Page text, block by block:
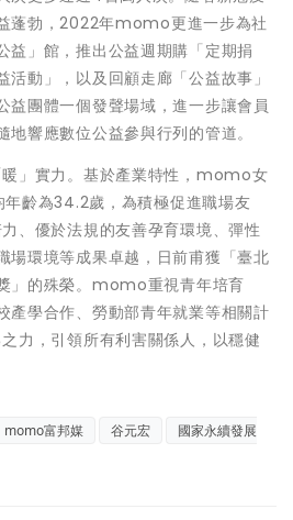
蓬勃，2022年momo更進一步為社
益」館，推出公益週期購「定期捐
動」，以及回顧走廊「公益故事」
益團體一個發聲場域，進一步讓會員
響應數位公益參與行列的管道。
」實力。基於產業特性，momo女
齡為34.2歲，為積極促進職場友
、優於法規的友善孕育環境、彈性
場環境等成果卓越，日前甫獲「臺北
」的殊榮。momo重視青年培育
產學合作、勞動部青年就業等相關計
力，引領所有利害關係人，以穩健
momo富邦媒 谷元宏
國家永續發展